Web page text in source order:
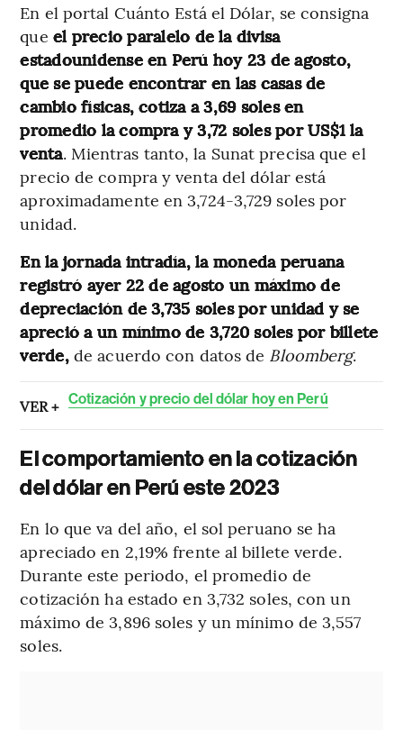
En el portal Cuánto Está el Dólar, se consigna
que el precio paralelo de la divisa
estadounidense en Perú hoy 23 de agosto,
que se puede encontrar en las casas de
cambio físicas, cotiza a 3,69 soles en
promedio la compra y 3,72 soles por US$1 la
venta. Mientras tanto, la Sunat precisa que el
precio de compra y venta del dólar está
aproximadamente en 3,724-3,729 soles por
unidad.
En la jornada intradía, la moneda peruana
registró ayer 22 de agosto un máximo de
depreciación de 3,735 soles por unidad y se
apreció a un mínimo de 3,720 soles por billete
verde,de acuerdo con datos de Bloomberg.
VER + Cotización y precio del dólar hoy en Perú
El comportamiento en la cotización
del dólar en Perú este 2023
En lo que va del año, el sol peruano se ha
apreciado en 2,19% frente al billete verde.
Durante este periodo, el promedio de
cotización ha estado en 3,732 soles, con un
máximo de 3,896 soles y un mínimo de 3,557
soles.